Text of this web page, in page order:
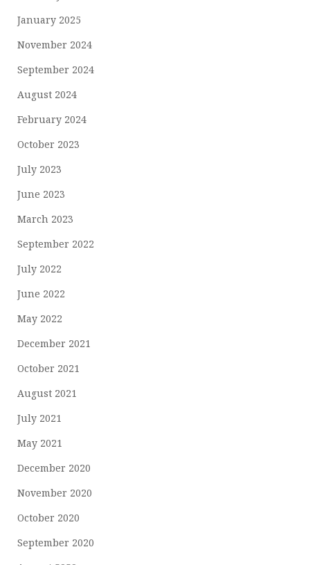
January 2025
November 2024
September 2024
August 2024
February 2024
October 2023
July 2023
June 2023
March 2023
September 2022
July 2022
June 2022
May 2022
December 2021
October 2021
August 2021
July 2021
May 2021
December 2020
November 2020
October 2020
September 2020